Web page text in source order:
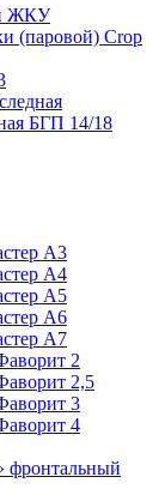
ЖКУ
(паровой) Crop
БГП 14/18
А3
А4
А5
А6
А7
2
2,5
3
4
фронтальный